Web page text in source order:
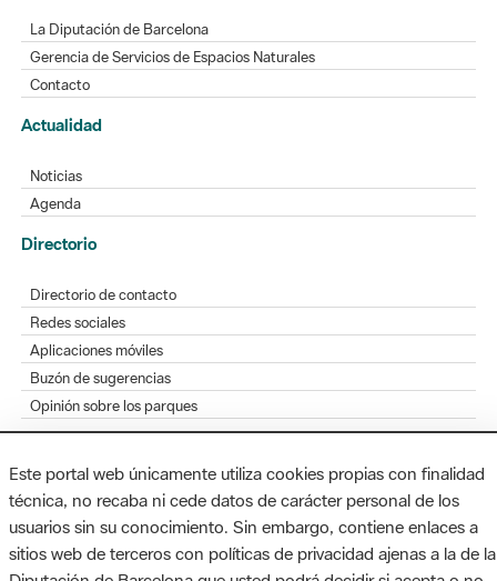
La Diputación de Barcelona
Gerencia de Servicios de Espacios Naturales
Contacto
Actualidad
Noticias
Agenda
Directorio
Directorio de contacto
Redes sociales
Aplicaciones móviles
Buzón de sugerencias
Opinión sobre los parques
MAPA WEB
Diputación de Barcelona. Edifici Llacuna, 1a planta. Badajoz, 49.
Este portal web únicamente utiliza cookies propias con finalidad
técnica, no recaba ni cede datos de carácter personal de los
usuarios sin su conocimiento. Sin embargo, contiene enlaces a
sitios web de terceros con políticas de privacidad ajenas a la de la